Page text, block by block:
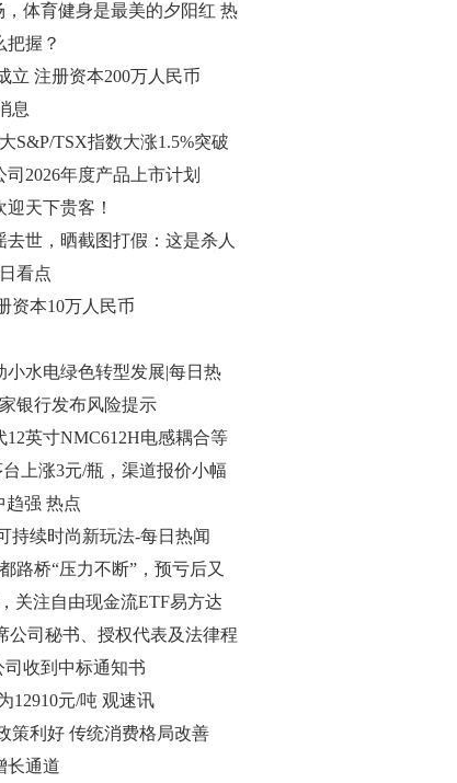
体育健身是最美的夕阳红 热
把握？
立 注册资本200万人民币
息
S&P/TSX指数大涨1.5%突破
2026年度产品上市计划
天下贵客！
世，晒截图打假：这是杀人
生，相煎何太急”
看点
资本10万人民币
小水电绿色转型发展|每日热
银行发布风险提示
英寸NMC612H电感耦合等
上涨3元/瓶，渠道报价小幅
趋强 热点
持续时尚新玩法-每日热闻
路桥“压力不断”，预亏后又
关注自由现金流ETF易方达
投资价值
公司秘书、授权代表及法律程
收到中标通知书
12910元/吨 观速讯
策利好 传统消费格局改善
长通道